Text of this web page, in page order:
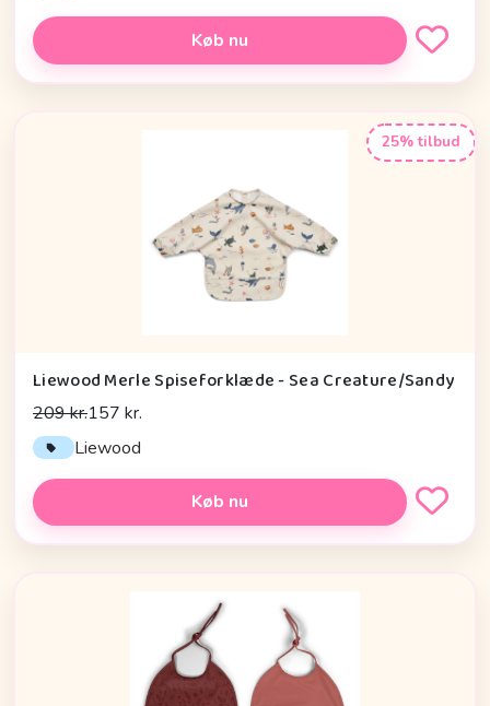
Køb nu
25% tilbud
Liewood Merle Spiseforklæde - Sea Creature/Sandy
209 kr.157 kr.
Liewood
Køb nu